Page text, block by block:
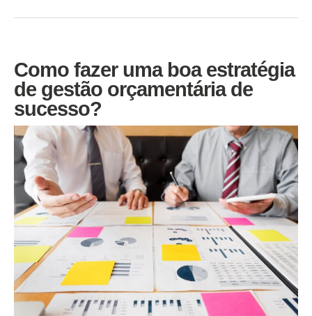
Como fazer uma boa estratégia
de gestão orçamentária de
sucesso?